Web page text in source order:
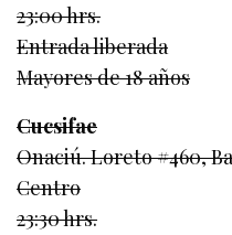
23:00 hrs.
Entrada liberada
Mayores de 18 años
Cucsifae
Onaciú. Loreto #460,
Centro
23:30 hrs.